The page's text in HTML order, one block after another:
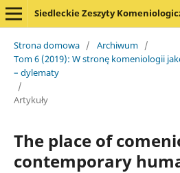
Siedleckie Zeszyty
Strona domowa / Archiwum /
Tom 6 (2019): W stronę komeniologii
– dylematy
/
Artykuły
The place of
contemporary